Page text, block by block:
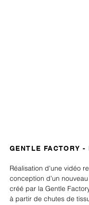
GENTLE FACTORY -
Réalisation d'une vidéo
conception d'un
créé par la Gentle
à partir de chutes de